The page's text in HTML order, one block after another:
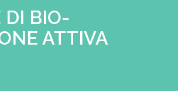
DI BIO-
ATTIVA